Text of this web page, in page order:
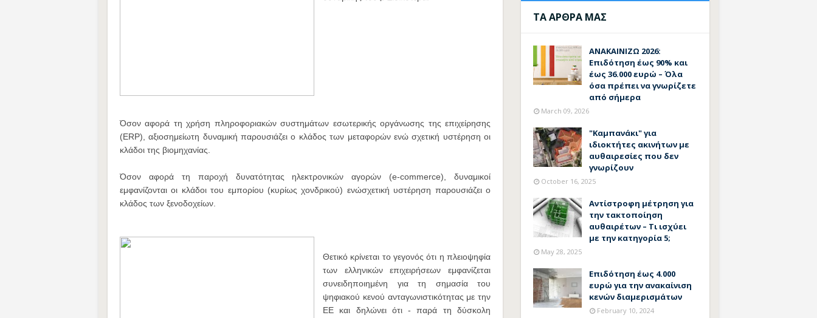
Όσον αφορά τη χρήση πληροφοριακών συστημάτων εσωτερικής οργάνωσης της επιχείρησης
(ERP), αξιοσημείωτη δυναμική παρουσιάζει ο κλάδος των μεταφορών ενώ σχετική υστέρηση οι
κλάδοι της βιομηχανίας.
Όσον αφορά τη παροχή δυνατότητας ηλεκτρονικών αγορών (e-commerce), δυναμικοί
εμφανίζονται οι κλάδοι του εμπορίου (κυρίως χονδρικού) ενώσχετική υστέρηση παρουσιάζει ο
κλάδος των ξενοδοχείων.
Θετικό κρίνεται το γεγονός ότι η πλειοψηφία
των ελληνικών επιχειρήσεων εμφανίζεται
συνειδηποιημένη για τη σημασία του
ψηφιακού κενού ανταγωνιστικότητας με την
ΕΕ και δηλώνει ότι - παρά τη δύσκολη
ΤΑ ΑΡΘΡΑ ΜΑΣ
ΑΝΑΚΑΙΝΙΖΩ 2026:
Επιδότηση έως 90% και
έως 36.000 ευρώ – Όλα
όσα πρέπει να γνωρίζετε
από σήμερα
March 09, 2026
"Καμπανάκι" για
ιδιοκτήτες ακινήτων με
αυθαιρεσίες που δεν
γνωρίζουν
October 16, 2025
Αντίστροφη μέτρηση για
την τακτοποίηση
αυθαιρέτων – Τι ισχύει
με την κατηγορία 5;
May 28, 2025
Επιδότηση έως 4.000
ευρώ για την ανακαίνιση
κενών διαμερισμάτων
February 10, 2024